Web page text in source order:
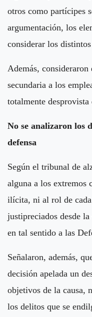
otros como partícipes
argumentación, los
considerar los
Además,
secundaria a los
totalmente desprovista
No se analizaron los
defensa
Según el tribunal de
alguna a los extremos
ilícita, ni al rol de
justipreciados desde
en tal sentido a las
Señalaron, además,
decisión apelada un
objetivos de la causa,
los delitos que se